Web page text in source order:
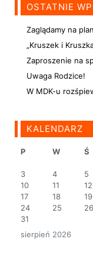
OSTATNIE
Zaglądamy na
„Kruszek i
Zaproszenie na
Uwaga Rodzice!
W MDK-u
KALENDARZ
sierpień 2026
P W Ś
3
4 5
10
11 12
17
18 19
24
25 26
31